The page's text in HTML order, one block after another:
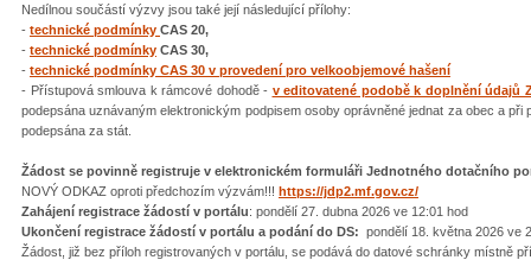
Nedílnou součástí výzvy jsou také její následující přílohy:
- technické podmínky CAS 20,
- technické podmínky CAS 30,
- technické podmínky CAS 30 v provedení pro velkoobjemové hašení
- Přístupová smlouva k rámcové dohodě - v editovatené podobě k doplnění údajů
podepsána uznávaným elektronickým podpisem osoby oprávněné jednat za obec a
podepsána za stát.
Žádost se povinně registruje v elektronickém formuláři Jednotného dotačního
NOVÝ ODKAZ oproti předchozím výzvám!!! https://jdp2.mf.gov.cz/
Zahájení registrace žádostí v portálu: pondělí 27. dubna 2026 ve 12:01 hod
Ukončení registrace žádostí v portálu a podání do DS: pondělí 18. května 2026 ve
Žádost, již bez příloh registrovaných v portálu, se podává do datové schránky místně